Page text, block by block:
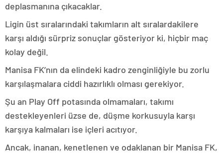
deplasmanına çıkacaklar.
Ligin üst sıralarındaki takımların alt sıralardakilere
karşı aldığı sürpriz sonuçlar gösteriyor ki, hiçbir maç
kolay değil.
Manisa FK’nın da elindeki kadro zenginliğiyle bu zorlu
karşılaşmalara ciddi hazırlıklı olması gerekiyor.
Şu an Play Off potasında olmamaları, takımı
destekleyenleri üzse de, düşme korkusuyla karşı
karşıya kalmaları ise içleri acıtıyor.
Ancak, inanan, kenetlenen ve odaklanan bir Manisa FK,